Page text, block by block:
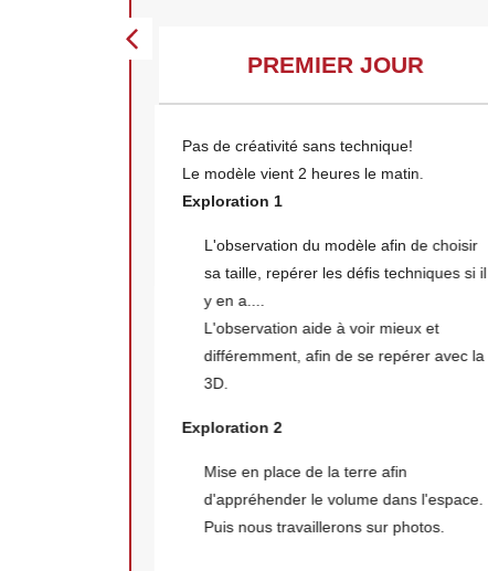
PREMIER JOUR
Pas de créativité sans technique!
Le modèle vient 2 heures le matin.
Exploration 1
L'observation du modèle afin de choisir
sa taille, repérer les défis techniques si il
y en a....
L'observation aide à voir mieux et
différemment, afin de se repérer avec la
3D.
Exploration 2
Mise en place de la terre afin
d'appréhender le volume dans l'espace.
Puis nous travaillerons sur photos.